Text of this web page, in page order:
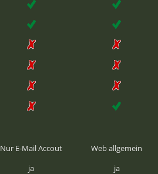
Nur E-Mail Accout Web allgemein
ja ja